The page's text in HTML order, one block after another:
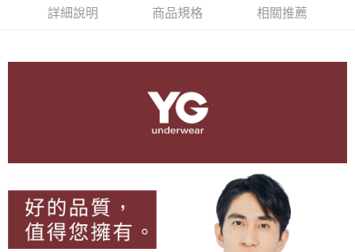
１．於結帳方式選擇「AFTEE先享後付」後，將跳轉至「AFTEE先享後付」
３．收到繳費通知簡訊後14天內，點擊此簡訊中的連結，可透過四大超商／
※ 請注意：結帳手續完成當下不需立刻繳費，但若您需要取消訂單，請聯絡
購買商品的店家。未經商家同意取消之訂單仍視為有效，需透過AFTEE先享
※ 交易是否成功請以「AFTEE先享後付 」之結帳頁面顯示為準，若有關於
【注意事項】
１．透過由恩沛科技股份有限公司提供之「AFTEE先享後付」服務完成之交
易，需依本服務之必要範圍內提供個人資料，並將交易相關給付款項請求債
權轉讓予恩沛科技股份有限公司。
２．關於個人資料處理事宜，請瀏覽以下網址：
每筆NT$80，滿NT$899(含以上)免運費
每筆NT$100，滿NT$899(含以上)免運費
詳細說明 商品規格 相關推薦